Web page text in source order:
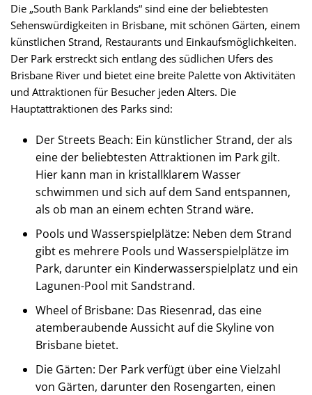
Die „South Bank Parklands“ sind eine der beliebtesten
Sehenswürdigkeiten in Brisbane, mit schönen Gärten, einem
künstlichen Strand, Restaurants und Einkaufsmöglichkeiten.
Der Park erstreckt sich entlang des südlichen Ufers des
Brisbane River und bietet eine breite Palette von Aktivitäten
und Attraktionen für Besucher jeden Alters. Die
Hauptattraktionen des Parks sind:
Der Streets Beach: Ein künstlicher Strand, der als
eine der beliebtesten Attraktionen im Park gilt.
Hier kann man in kristallklarem Wasser
schwimmen und sich auf dem Sand entspannen,
als ob man an einem echten Strand wäre.
Pools und Wasserspielplätze: Neben dem Strand
gibt es mehrere Pools und Wasserspielplätze im
Park, darunter ein Kinderwasserspielplatz und ein
Lagunen-Pool mit Sandstrand.
Wheel of Brisbane: Das Riesenrad, das eine
atemberaubende Aussicht auf die Skyline von
Brisbane bietet.
Die Gärten: Der Park verfügt über eine Vielzahl
von Gärten, darunter den Rosengarten, einen